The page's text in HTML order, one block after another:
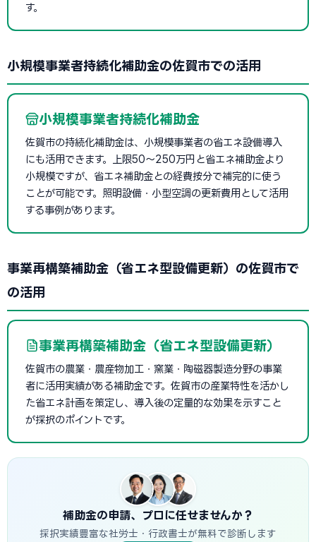
す。
小規模事業者持続化補助金の佐賀市での活用
小規模事業者持続化補助金
佐賀市の持続化補助金は、小規模事業者の省エネ設備導入
にも活用できます。上限50〜250万円と省エネ補助金より
小規模ですが、省エネ補助金との経費按分で補完的に使う
ことが可能です。照明設備・小型空調の更新費用として活用
する事例があります。
事業再構築補助金（省エネ型設備更新）の佐賀市で
の活用
事業再構築補助金（省エネ型設備更新）
佐賀市の農業・農産物加工・窯業・陶磁器製造分野の事業
者に活用実績がある補助金です。佐賀市の産業特性を活かし
た省エネ計画を策定し、導入後の定量的な効果を示すこと
が採択のポイントです。
補助金の申請、プロに任せませんか？
採択実績豊富な社労士・行政書士が無料で診断します